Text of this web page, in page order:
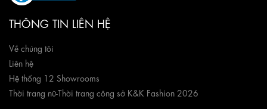
THÔNG TIN LIÊN HỆ
Về chúng tôi
Liên hệ
Hệ thống 12 Showrooms
Thời trang nữ-Thời trang công sở K&K Fashion 2026